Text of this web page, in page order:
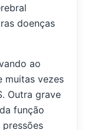
doenças
ao
muitas vezes
Outra grave
função